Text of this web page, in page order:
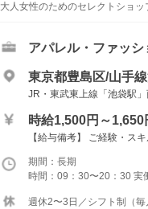
大人女性のためのセレクトショ
アパレル・ファッ
東京都豊島区/山手
JR・東武東上線「池袋駅
時給1,500円～1,650
【給与備考】 ご経験・ス
期間：長期
時間：09：30〜20：30
週休2〜3日／シフト制（毎